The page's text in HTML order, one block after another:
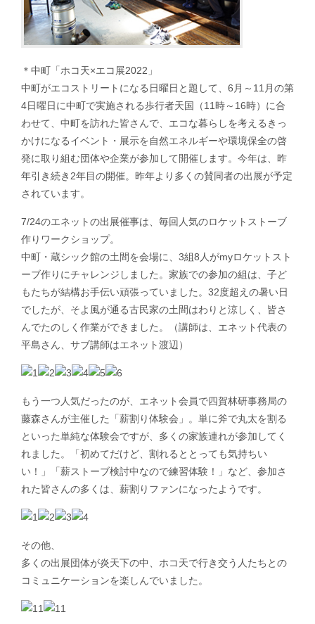
＊中町「ホコ天×エコ展2022」
中町がエコストリートになる日曜日と題して、6月～11月の第
4日曜日に中町で実施される歩行者天国（11時～16時）に合
わせて、中町を訪れた皆さんで、エコな暮らしを考えるきっ
かけになるイベント・展示を自然エネルギーや環境保全の啓
発に取り組む団体や企業が参加して開催します。今年は、昨
年引き続き2年目の開催。昨年より多くの賛同者の出展が予定
されています。
7/24のエネットの出展催事は、毎回人気のロケットストーブ
作りワークショップ。
中町・蔵シック館の土間を会場に、3組8人がmyロケットスト
ーブ作りにチャレンジしました。家族での参加の組は、子ど
もたちが結構お手伝い頑張っていました。32度超えの暑い日
でしたが、そよ風が通る古民家の土間はわりと涼しく、皆さ
んでたのしく作業ができました。（講師は、エネット代表の
平島さん、サブ講師はエネット渡辺）
もう一つ人気だったのが、エネット会員で四賀林研事務局の
藤森さんが主催した「薪割り体験会」。単に斧で丸太を割る
といった単純な体験会ですが、多くの家族連れが参加してく
れました。「初めてだけど、割れるととっても気持ちい
い！」「薪ストーブ検討中なので練習体験！」など、参加さ
れた皆さんの多くは、薪割りファンになったようです。
その他、
多くの出展団体が炎天下の中、ホコ天で行き交う人たちとの
コミュニケーションを楽しんでいました。